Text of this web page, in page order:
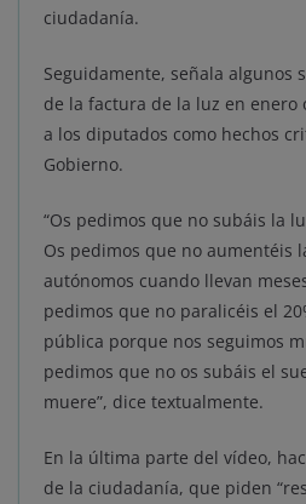
ciudadanía.
Seguidamente, señala algunos
de la factura de la luz en
a los diputados como hechos
Gobierno.
“Os pedimos que no subáis la
Os pedimos que no aumentéis
autónomos cuando llevan
pedimos que no paralicéis el
pública porque nos seguimos
pedimos que no os subáis el
muere”, dice textualmente.
En la última parte del vídeo,
de la ciudadanía, que piden